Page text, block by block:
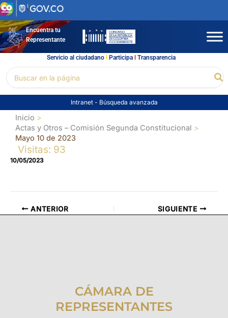
Ir
al
contenidoEncuentra tu
Representante
Servicio al ciudadano l Participal Transparencia
por:
Intranet - Búsqueda avanzada
Inicio
Actas y Otros – Comisión Segunda Constitucional
Mayo 10 de 2023
Visitas: 93
10/05/2023
ANTERIOR SIGUIENTE
CÁMARA DE
REPRESENTANTES